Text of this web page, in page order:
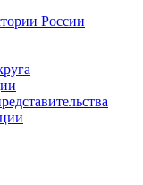
России